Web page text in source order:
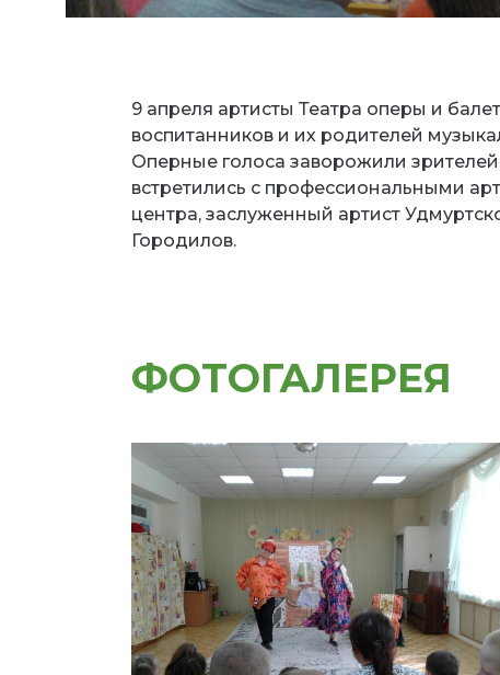
9 апреля артисты Театра оперы и
воспитанников и их родителей
Оперные голоса заворожили
встретились с профессиональными
центра, заслуженный артист
Городилов.
ФОТОГАЛЕРЕЯ